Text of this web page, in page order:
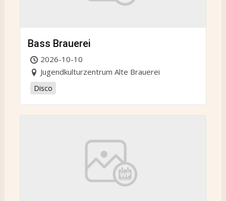
Bass Brauerei
2026-10-10
Jugendkulturzentrum Alte Brauerei
Disco